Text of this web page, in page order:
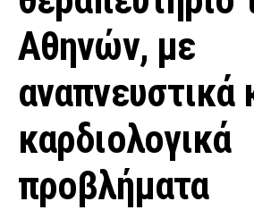
Αθηνών, με
αναπνευστικά
καρδιολογικά
προβλήματα